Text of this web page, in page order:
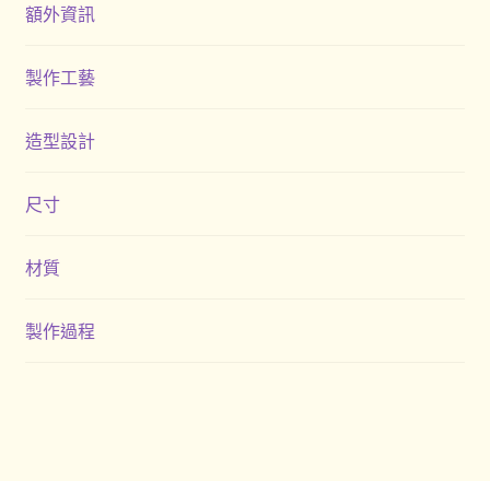
額外資訊
製作工藝
造型設計
尺寸
材質
製作過程